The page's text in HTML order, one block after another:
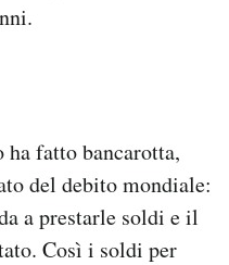
ha fatto bancarotta,
del debito mondiale:
a prestarle soldi e il
Così i soldi per